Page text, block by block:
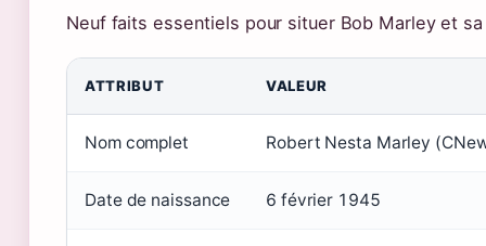
Neuf faits essentiels pour situer Bob Marley et
ATTRIBUT VALEUR
Nom complet Robert Nesta Marley
Date de naissance 6 février 1945